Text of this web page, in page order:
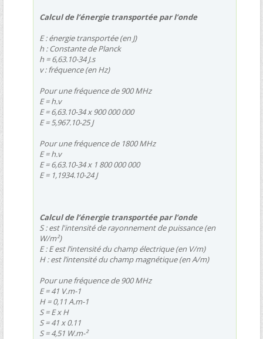
Calcul de l’énergie transportée par l’onde
E : énergie transportée (en J)
h : Constante de Planck
h = 6,63.10-34 J.s
v : fréquence (en Hz)
Pour une fréquence de 900 MHz
E = h.v
E = 6,63.10-34 x 900 000 000
E = 5,967.10-25 J
Pour une fréquence de 1800 MHz
E = h.v
E = 6,63.10-34 x 1 800 000 000
E = 1,1934.10-24 J
Calcul de l’énergie transportée par l’onde
S : est l'intensité de rayonnement de puissance (en
W/m²)
E : E est l’intensité du champ électrique (en V/m)
H : est l’intensité du champ magnétique (en A/m)
Pour une fréquence de 900 MHz
E = 41 V.m-1
H = 0,11 A.m-1
S = E x H
S = 41 x 0.11
S = 4,51 W.m-²